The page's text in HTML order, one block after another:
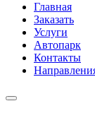
Главная
Заказать
Услуги
Автопарк
Контакты